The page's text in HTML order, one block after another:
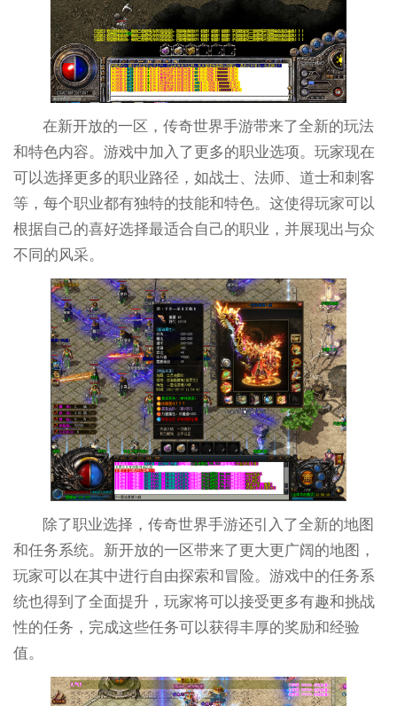
在新开放的一区，传奇世界手游带来了全新的玩法
和特色内容。游戏中加入了更多的职业选项。玩家现在
可以选择更多的职业路径，如战士、法师、道士和刺客
等，每个职业都有独特的技能和特色。这使得玩家可以
根据自己的喜好选择最适合自己的职业，并展现出与众
不同的风采。
除了职业选择，传奇世界手游还引入了全新的地图
和任务系统。新开放的一区带来了更大更广阔的地图，
玩家可以在其中进行自由探索和冒险。游戏中的任务系
统也得到了全面提升，玩家将可以接受更多有趣和挑战
性的任务，完成这些任务可以获得丰厚的奖励和经验
值。